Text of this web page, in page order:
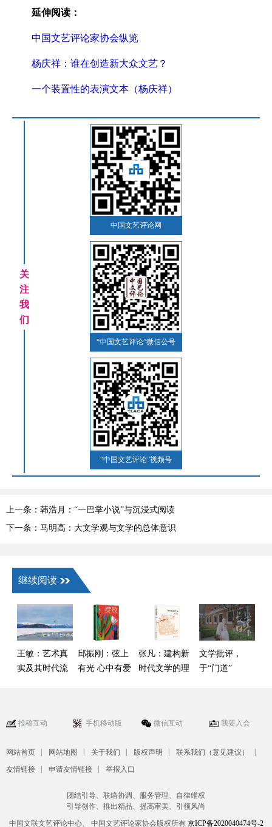
延伸阅读：
中国文艺评论家协会纵览
杨庆祥：谁在创造新大众文艺？
一个装置性的表演文本（杨庆祥）
关
注
我
们
中国文艺评论网
“中国文艺评论”微信公号
“中国文艺评论”视频号
上一条：韩浩月：“一巴掌小说”与沉浸式阅读
下一条：马明高：大文学观与文学的总体意识
继续阅读
王敏：艺术真
实及其时代流
邱振刚：弦上
有光 心中有爱
张凡：建构新
时代文学的理
文学批评，
于“门道”
投稿互动 手机移动版 微信互动 我要入会
网站首页 | 网站地图 | 关于我们 | 版权声明 | 联系我们（意见建议） |
友情链接 | 申请友情链接 | 举报入口
团结引导、联络协调、服务管理、自律维权
引导创作、推出精品、提高审美、引领风尚
中国文联文艺评论中心、 中国文艺评论家协会版权所有 京ICP备2020040474号-2